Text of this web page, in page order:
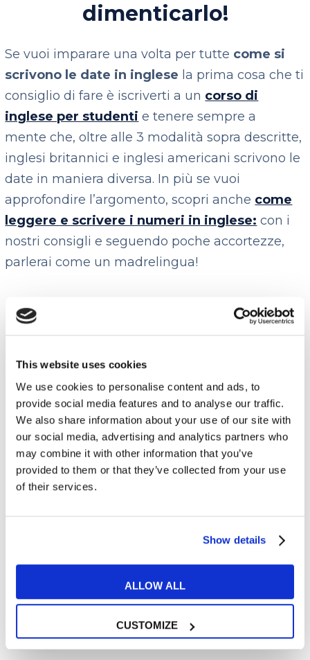
This website uses cookies
We use cookies to personalise content and ads, to
provide social media features and to analyse our traffic.
We also share information about your use of our site with
our social media, advertising and analytics partners who
may combine it with other information that you’ve
provided to them or that they’ve collected from your use
of their services.
Show details
ALLOW ALL
CUSTOMIZE
dimenticarlo!
Se vuoi imparare una volta per tutte come si
scrivono le date in inglese la prima cosa che ti
consiglio di fare è iscriverti a un corso di
inglese per studenti e tenere sempre a
mente che, oltre alle 3 modalità sopra descritte,
inglesi britannici e inglesi americani scrivono le
date in maniera diversa. In più se vuoi
approfondire l’argomento, scopri anche come
leggere e scrivere i numeri in inglese: con i
nostri consigli e seguendo poche accortezze,
parlerai come un madrelingua!
Le 4 migliori professioni per
imparare l'inglese
lavorando all'estero
21 DICEMBRE 2018
I consigli su come scrivere
un'email di lavoro in inglese
Articoli correlati